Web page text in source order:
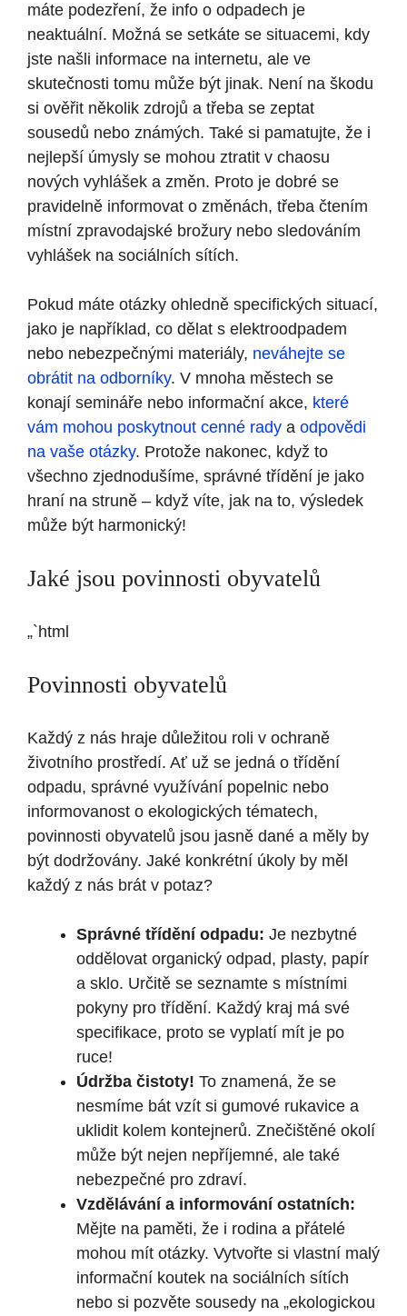
máte podezření, že info o odpadech je
neaktuální. Možná se setkáte se situacemi, kdy
jste našli informace na internetu, ale ve
skutečnosti tomu může být jinak. Není na škodu
si ověřit několik zdrojů a třeba se zeptat
sousedů nebo známých. Také si pamatujte, že i
nejlepší úmysly se mohou ztratit v chaosu
nových vyhlášek a změn. Proto je dobré se
pravidelně informovat o změnách, třeba čtením
místní zpravodajské brožury nebo sledováním
vyhlášek na sociálních sítích.
Pokud máte otázky ohledně specifických situací,
jako je například, co dělat s elektroodpadem
nebo nebezpečnými materiály, neváhejte se
obrátit na odborníky. V mnoha městech se
konají semináře nebo informační akce, které
vám mohou poskytnout cenné rady a odpovědi
na vaše otázky. Protože nakonec, když to
všechno zjednodušíme, správné třídění je jako
hraní na struně – když víte, jak na to, výsledek
může být harmonický!
Jaké jsou povinnosti obyvatelů
„`html
Povinnosti obyvatelů
Každý z nás hraje důležitou roli v ochraně
životního prostředí. Ať už se jedná o třídění
odpadu, správné využívání popelnic nebo
informovanost o ekologických tématech,
povinnosti obyvatelů jsou jasně dané a měly by
být dodržovány. Jaké konkrétní úkoly by měl
každý z nás brát v potaz?
Správné třídění odpadu: Je nezbytné
oddělovat organický odpad, plasty, papír
a sklo. Určitě se seznamte s místními
pokyny pro třídění. Každý kraj má své
specifikace, proto se vyplatí mít je po
ruce!
Údržba čistoty! To znamená, že se
nesmíme bát vzít si gumové rukavice a
uklidit kolem kontejnerů. Znečištěné okolí
může být nejen nepříjemné, ale také
nebezpečné pro zdraví.
Vzdělávání a informování ostatních:
Mějte na paměti, že i rodina a přátelé
mohou mít otázky. Vytvořte si vlastní malý
informační koutek na sociálních sítích
nebo si pozvěte sousedy na „ekologickou